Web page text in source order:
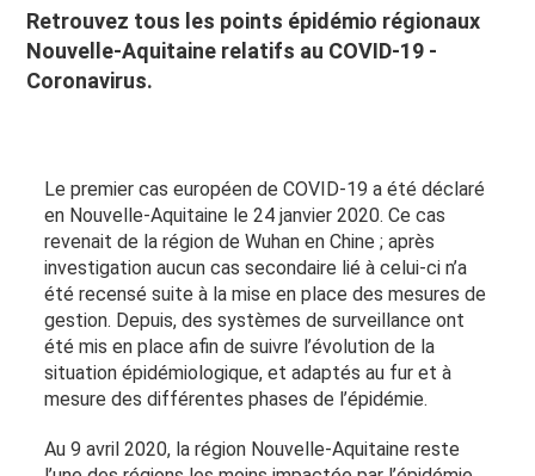
Retrouvez tous les points épidémio régionaux
Nouvelle-Aquitaine relatifs au COVID-19 -
Coronavirus.
Le premier cas européen de COVID-19 a été déclaré
en Nouvelle-Aquitaine le 24 janvier 2020. Ce cas
revenait de la région de Wuhan en Chine ; après
investigation aucun cas secondaire lié à celui-ci n’a
été recensé suite à la mise en place des mesures de
gestion. Depuis, des systèmes de surveillance ont
été mis en place afin de suivre l’évolution de la
situation épidémiologique, et adaptés au fur et à
mesure des différentes phases de l’épidémie.
Au 9 avril 2020, la région Nouvelle-Aquitaine reste